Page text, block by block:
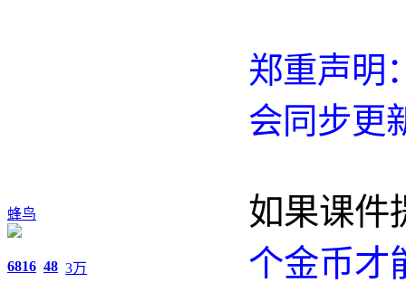
蜂鸟
6816 48 3万
郑重声明
会同步更
如果课件
个金币才